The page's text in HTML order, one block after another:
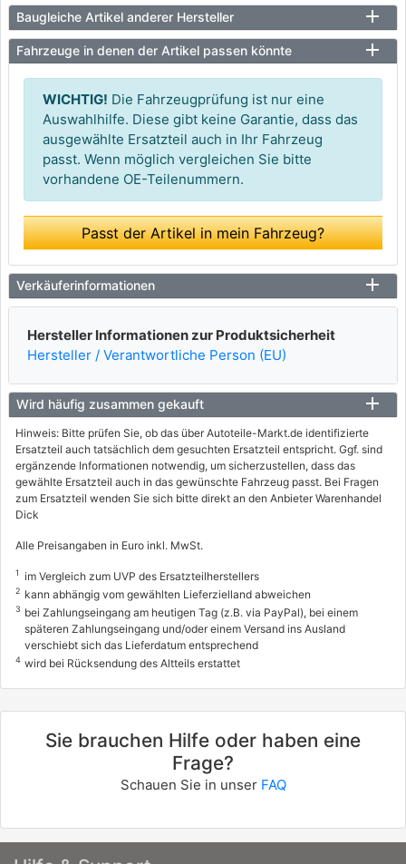
Baugleiche Artikel anderer Hersteller
Fahrzeuge in denen der Artikel passen könnte
WICHTIG! Die Fahrzeugprüfung ist nur eine
Auswahlhilfe. Diese gibt keine Garantie, dass das
ausgewählte Ersatzteil auch in Ihr Fahrzeug
passt. Wenn möglich vergleichen Sie bitte
vorhandene OE-Teilenummern.
Passt der Artikel in mein Fahrzeug?
Verkäuferinformationen
Hersteller Informationen zur Produktsicherheit
Hersteller / Verantwortliche Person (EU)
Wird häufig zusammen gekauft
Hinweis: Bitte prüfen Sie, ob das über Autoteile-Markt.de identifizierte
Ersatzteil auch tatsächlich dem gesuchten Ersatzteil entspricht. Ggf. sind
ergänzende Informationen notwendig, um sicherzustellen, dass das
gewählte Ersatzteil auch in das gewünschte Fahrzeug passt. Bei Fragen
zum Ersatzteil wenden Sie sich bitte direkt an den Anbieter Warenhandel
Dick
Alle Preisangaben in Euro inkl. MwSt.
1 im Vergleich zum UVP des Ersatzteilherstellers
2 kann abhängig vom gewählten Lieferzielland abweichen
3 bei Zahlungseingang am heutigen Tag (z.B. via PayPal), bei einem
späteren Zahlungseingang und/oder einem Versand ins Ausland
verschiebt sich das Lieferdatum entsprechend
4 wird bei Rücksendung des Altteils erstattet
Sie brauchen Hilfe oder haben eine
Frage?
Schauen Sie in unser FAQ